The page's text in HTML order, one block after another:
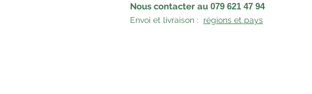
Nous contacter au 079 621 47 94
Envoi et livraison : régions et pays